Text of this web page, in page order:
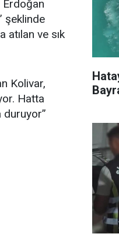
Erdoğan
şeklinde
ve sık
Kolivar,
Hatta
duruyor”